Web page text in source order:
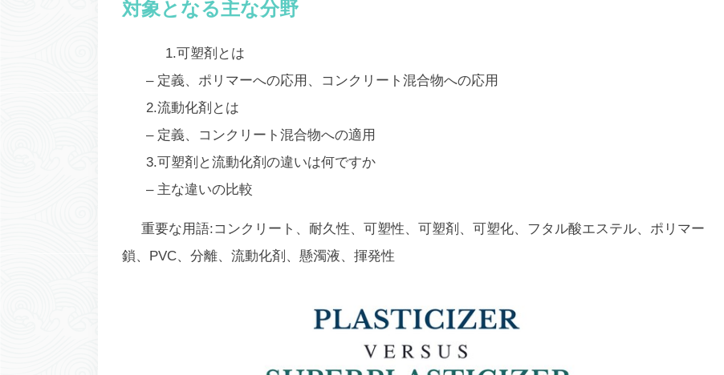
対象となる主な分野
1.可塑剤とは
– 定義、ポリマーへの応用、コンクリート混合物への応用
2.流動化剤とは
– 定義、コンクリート混合物への適用
3.可塑剤と流動化剤の違いは何ですか
– 主な違いの比較
重要な用語:コンクリート、耐久性、可塑性、可塑剤、可塑化、フタル酸エステル、ポリマー
鎖、PVC、分離、流動化剤、懸濁液、揮発性